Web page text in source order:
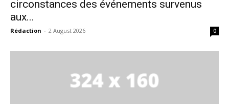
circonstances des événements survenus
aux...
Rédaction - 2 August 2026 0